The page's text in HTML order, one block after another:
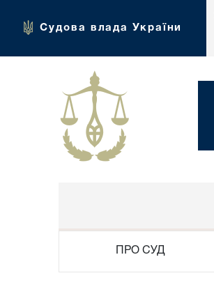
Судова влада України
ПРО СУД